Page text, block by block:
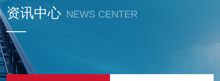
资讯中心 NEWS CENTER